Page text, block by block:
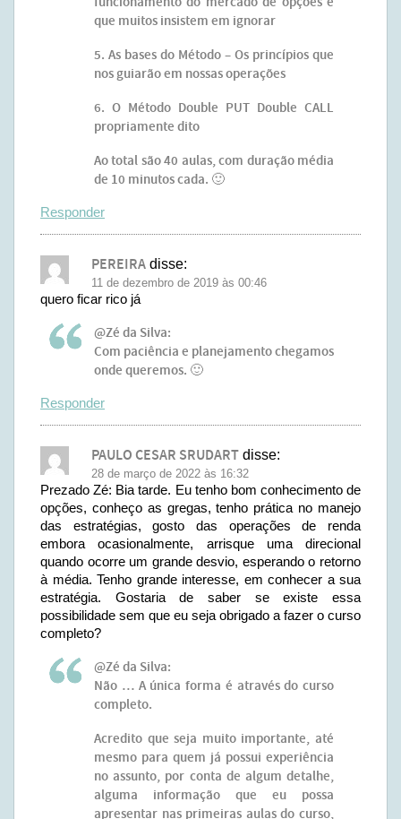
que muitos insistem em ignorar
5. As bases do Método – Os princípios que
nos guiarão em nossas operações
6. O Método Double PUT Double CALL
propriamente dito
Ao total são 40 aulas, com duração média
de 10 minutos cada. 🙂
Responder
PEREIRA disse:
11 de dezembro de 2019 às 00:46
quero ficar rico já
@Zé da Silva:
Com paciência e planejamento chegamos
onde queremos. 🙂
Responder
PAULO CESAR SRUDART disse:
28 de março de 2022 às 16:32
Prezado Zé: Bia tarde. Eu tenho bom conhecimento de
opções, conheço as gregas, tenho prática no manejo
das estratégias, gosto das operações de renda
embora ocasionalmente, arrisque uma direcional
quando ocorre um grande desvio, esperando o retorno
à média. Tenho grande interesse, em conhecer a sua
estratégia. Gostaria de saber se existe essa
possibilidade sem que eu seja obrigado a fazer o curso
completo?
@Zé da Silva:
Não … A única forma é através do curso
completo.
Acredito que seja muito importante, até
mesmo para quem já possui experiência
no assunto, por conta de algum detalhe,
alguma informação que eu possa
apresentar nas primeiras aulas do curso,